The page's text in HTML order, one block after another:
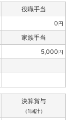
役職手当
0円
家族手当
5,000円
決算賞与
（1回計）